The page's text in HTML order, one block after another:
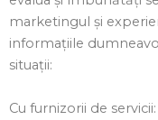
marketingul și
informațiile
situații:
Cu furnizorii de